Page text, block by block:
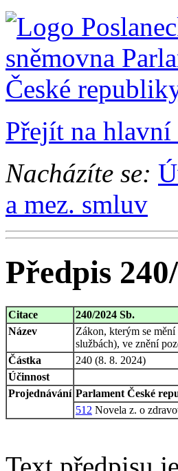
Přejít na hlavní
Nacházíte se:
a mez. smluv
Předpis
Citace
240/2024 Sb.
Název
Zákon, kterým se
službách), ve znění
Částka
240 (8. 8. 2024)
Účinnost
Projednávání Parlament České
512 Novela z. o